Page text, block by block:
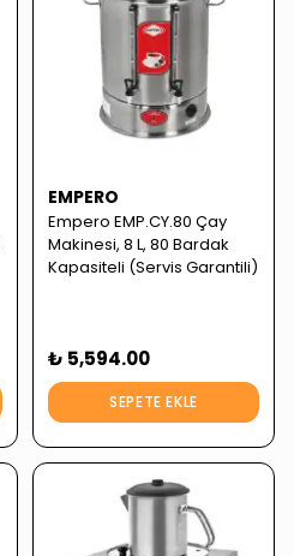
EMPERO
Empero EMP.CY.80 Çay
Makinesi, 8 L, 80 Bardak
Kapasiteli (Servis Garantili)
₺ 5,594.00
SEPETE EKLE